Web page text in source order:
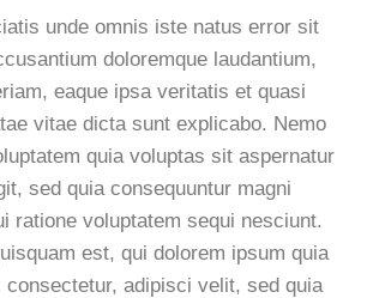
unde omnis iste natus error sit
doloremque laudantium,
eaque ipsa veritatis et quasi
vitae dicta sunt explicabo. Nemo
quia voluptas sit aspernatur
sed quia consequuntur magni
ratione voluptatem sequi nesciunt.
est, qui dolorem ipsum quia
consectetur, adipisci velit, sed quia